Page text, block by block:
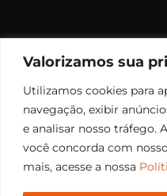
Valorizamos sua
Utilizamos cookies para
navegação, exibir
e analisar nosso tráfego.
você concorda com
mais, acesse a nossa